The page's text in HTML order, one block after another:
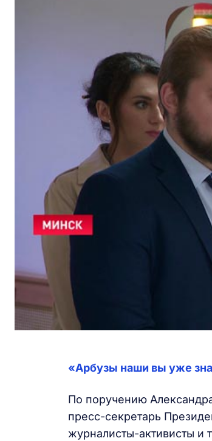
«Арбузы наши вы уже
По поручению
пресс-секретарь
журналисты-активисты и